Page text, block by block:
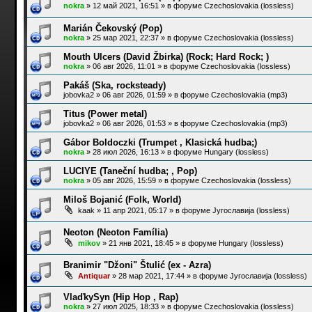
nokra» 12 май 2021, 16:51 » в форуме Czechoslovakia (lossless)
Marián Čekovský (Pop)
nokra» 25 мар 2021, 22:37» в форуме Czechoslovakia (lossless)
Mouth Ulcers (David Žbirka) (Rock; Hard Rock; )
nokra» 06 авг 2026, 11:01 » в форуме Czechoslovakia (lossless)
Pakáš (Ska, rocksteady)
jobovka2» 06 авг 2026, 01:59» в форуме Czechoslovakia (mp3)
Titus (Power metal)
jobovka2» 06 авг 2026, 01:53» в форуме Czechoslovakia (mp3)
Gábor Boldoczki (Trumpet , Klasická hudba;)
nokra» 28 июл 2026, 16:13» в форуме Hungary (lossless)
LUCIYE (Taneční hudba; , Pop)
nokra» 05 авг 2026, 15:59» в форуме Czechoslovakia (lossless)
Miloš Bojanić (Folk, World)
kaak » 11 апр 2021, 05:17» в форуме Југославија (lossless)
Neoton (Neoton Família)
mikov» 21 янв 2021, 18:45» в форуме Hungary (lossless)
Branimir "Džoni" Štulić (ex - Azra)
Antiquar» 28 мар 2021, 17:44» в форуме Југославија (lossless)
VlaďkySyn (Hip Hop , Rap)
nokra» 27 июл 2025, 18:33» в форуме Czechoslovakia (lossless)